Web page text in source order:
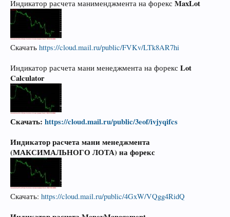
Индикатор расчета манименджмента на форекс MaxLot
Скачать https://cloud.mail.ru/public/FVKv/LTk8AR7hi
Индикатор расчета мани менеджмента на форекс Lot
Calculator
Скачать: https://cloud.mail.ru/public/3eof/ivjyqifcs
Индикатор расчета мани менеджмента
(МАКСИМАЛЬНОГО ЛОТА) на форекс
Скачать: https://cloud.mail.ru/public/4GxW/VQgg4RidQ